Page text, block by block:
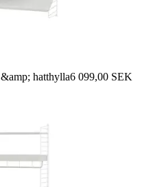
hatthylla6 099,00 SEK